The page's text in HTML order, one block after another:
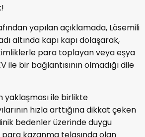
yapılan açıklamada, Lösemili
altında kapı kapı dolaşarak,
para toplayan veya eşya
ile bir bağlantısının olmadığı dile
yaklaşması ile birlikte
hızla arttığına dikkat çeken
bedenler üzerinde duygu